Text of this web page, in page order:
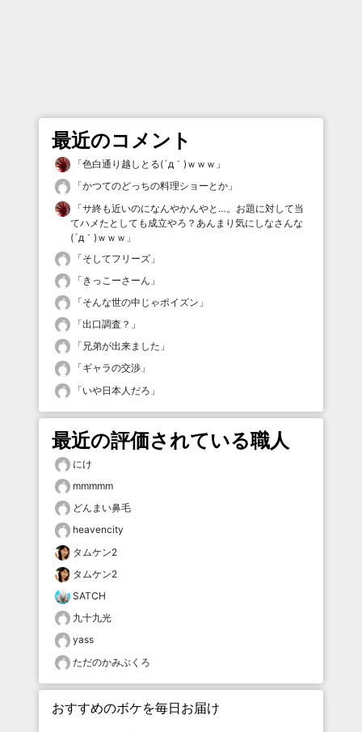
最近のコメント
「色白通り越しとる(´д｀)ｗｗｗ 」
「かつてのどっちの料理ショーとか 」
「サ終も近いのになんやかんやと…。お題に対して当
てハメたとしても成立やろ？あんまり気にしなさんな
(´д｀)ｗｗｗ 」
「そしてフリーズ 」
「 きっこーさーん 」
「そんな世の中じゃポイズン 」
「出口調査？ 」
「 兄弟が出来ました 」
「ギャラの交渉 」
「いや日本人だろ 」
最近の評価されている職人
にけ
mmmmm
どんまい鼻毛
heavencity
タムケン2
タムケン2
SATCH
九十九光
yass
ただのかみぶくろ
おすすめのボケを毎日お届け